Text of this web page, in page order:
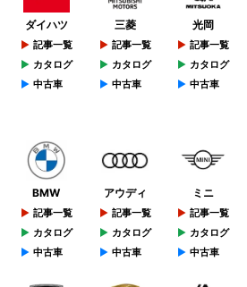
ダイハツ
記事一覧
カタログ
中古車
三菱
記事一覧
カタログ
中古車
光岡
記事一覧
カタログ
中古車
BMW
記事一覧
カタログ
中古車
アウディ
記事一覧
カタログ
中古車
ミニ
記事一覧
カタログ
中古車